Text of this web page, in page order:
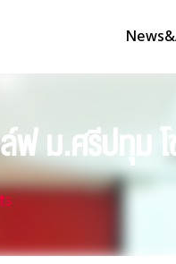
ฟ ม.ศรีปทุม